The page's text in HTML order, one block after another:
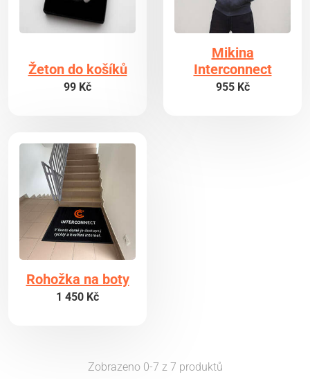
Žeton do košíků
99 Kč
Mikina
Interconnect
955 Kč
Rohožka na boty
1 450 Kč
Zobrazeno 0-7 z 7 produktů